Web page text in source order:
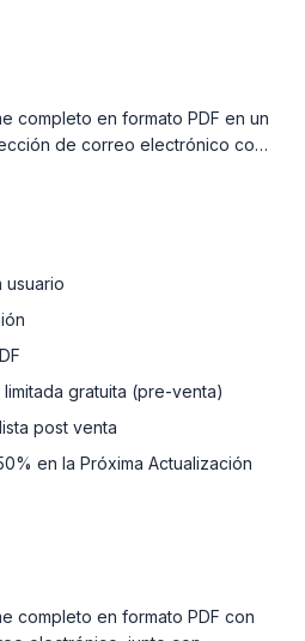
completo en formato PDF en un
de correo electrónico con
usuario
gratuita (pre-venta)
post venta
en la Próxima Actualización
completo en formato PDF con